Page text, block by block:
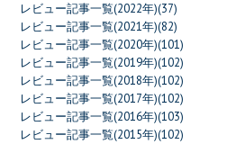
レビュー記事一覧(2022年)(37)
レビュー記事一覧(2021年)(82)
レビュー記事一覧(2020年)(101)
レビュー記事一覧(2019年)(102)
レビュー記事一覧(2018年)(102)
レビュー記事一覧(2017年)(102)
レビュー記事一覧(2016年)(103)
レビュー記事一覧(2015年)(102)